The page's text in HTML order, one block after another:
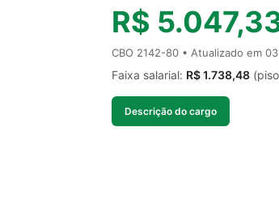
R$
CBO 2142-80 • Atualizado em
Faixa salarial: R$ 1.738,48
Descrição do cargo